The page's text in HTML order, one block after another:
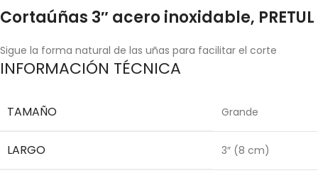
Cortaúñas 3″ acero inoxidable, PRETUL
Sigue la forma natural de las uñas para facilitar el corte
INFORMACIÓN TÉCNICA
TAMAÑO Grande
LARGO 3″ (8 cm)